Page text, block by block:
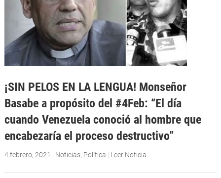
¡SIN PELOS EN LA LENGUA! Monseñor
Basabe a propósito del #4Feb: “El día
cuando Venezuela conoció al hombre que
encabezaría el proceso destructivo”
4 febrero, 2021 | Noticias, Política | Leer Noticia